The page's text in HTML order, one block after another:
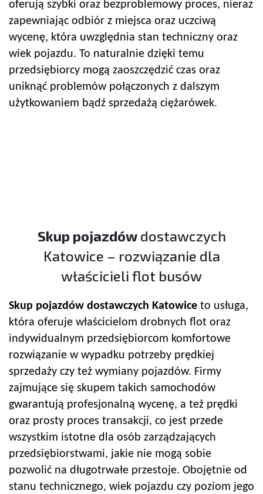
oferują szybki oraz bezproblemowy proces, nieraz
zapewniając odbiór z miejsca oraz uczciwą
wycenę, która uwzględnia stan techniczny oraz
wiek pojazdu. To naturalnie dzięki temu
przedsiębiorcy mogą zaoszczędzić czas oraz
uniknąć problemów połączonych z dalszym
użytkowaniem bądź sprzedażą ciężarówek.
Skup pojazdówdostawczych
Katowice – rozwiązanie dla
właścicieli flot busów
Skup pojazdów dostawczych Katowice to usługa,
która oferuje właścicielom drobnych flot oraz
indywidualnym przedsiębiorcom komfortowe
rozwiązanie w wypadku potrzeby prędkiej
sprzedaży czy też wymiany pojazdów. Firmy
zajmujące się skupem takich samochodów
gwarantują profesjonalną wycenę, a też prędki
oraz prosty proces transakcji, co jest przede
wszystkim istotne dla osób zarządzających
przedsiębiorstwami, jakie nie mogą sobie
pozwolić na długotrwałe przestoje. Obojętnie od
stanu technicznego, wiek pojazdu czy poziom jego